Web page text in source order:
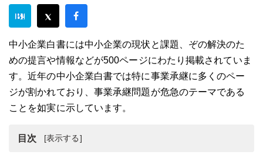
中小企業白書には中小企業の現状と課題、ぞの解決のた
めの提言や情報などが500ページにわたり掲載されていま
す。近年の中小企業白書では特に事業承継に多くのペー
ジが割かれており、事業承継問題が危急のテーマである
ことを如実に示しています。
目次